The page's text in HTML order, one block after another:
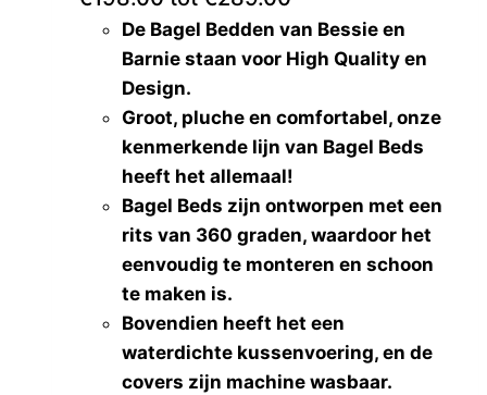
Grande Finale(0)
Happy House(0)
Hey Puppies
Holly Loo(0)
I Love My Dog(0)
Ibiyaya(0)
InnoPet®(0)
Liu Jo(0)
Mon Bonbon(0)
Pawtastic Dogs(0)
Piccolo Cane(0)
Simonetto(0)
Suzy's (Belgisch)(0)
De Bagel Bedden van Bessie en
Barnie staan voor High Quality en
Design.
Groot, pluche en comfortabel, onze
kenmerkende lijn van Bagel Beds
heeft het allemaal!
Bagel Beds zijn ontworpen met een
rits van 360 graden, waardoor het
eenvoudig te monteren en schoon
te maken is.
Bovendien heeft het een
waterdichte kussenvoering, en de
covers zijn machine wasbaar.